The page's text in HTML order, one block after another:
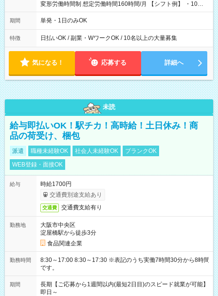
変形労働時間制 想定労働時間160時間/月 【シフト例】 ・10：
00～20：00
期間 単発・1日のみOK
特徴 日払いOK / 副業・WワークOK / 10名以上の大量募集
気になる！ 応募する 詳細へ
未読
給与即払いOK！駅チカ！高時給！土日休み！商
品の荷受け、梱包
派遣 職種未経験OK 社会人未経験OK
ブランクOK
WEB登録・面接OK
給与
時給1700円
交通費別途支給あり
交通費 交通費支給有り
勤務地
大阪市中央区
淀屋橋駅から徒歩3分
食品関連企業
勤務時間
8:30～17:00 8:30～17:30 ※表記のうち実働7時間30分から8時間
です。
期間
長期【ご応募から1週間以内(最短2日目)のスピード就業が可能】
即日～